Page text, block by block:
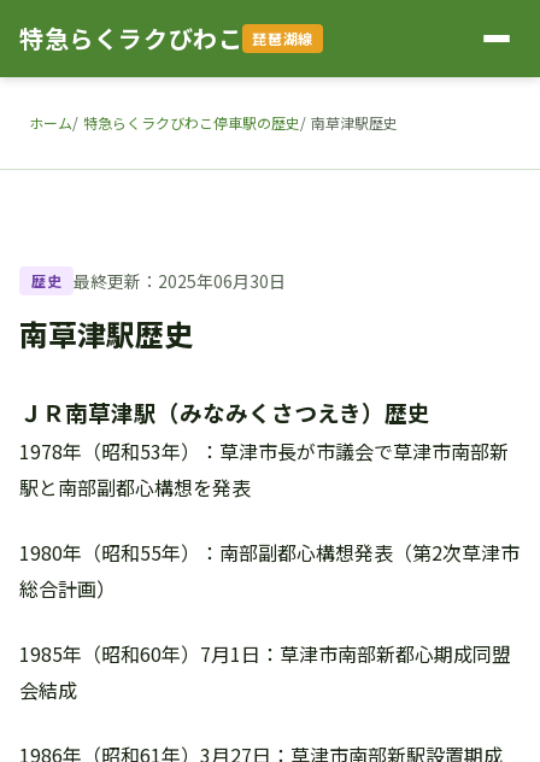
特急らくラクびわこ 琵琶湖線
ホーム 特急らくラクびわこ停車駅の歴史 南草津駅歴史
歴史 最終更新：2025年06月30日
南草津駅歴史
ＪＲ南草津駅（みなみくさつえき）歴史
1978年（昭和53年）：草津市長が市議会で草津市南部新
駅と南部副都心構想を発表
1980年（昭和55年）：南部副都心構想発表（第2次草津市
総合計画）
1985年（昭和60年）7月1日：草津市南部新都心期成同盟
会結成
1986年（昭和61年）3月27日：草津市南部新駅設置期成